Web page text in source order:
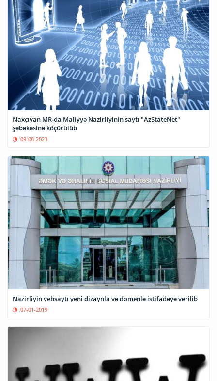
Naxçıvan MR-da Maliyyə Nazirliyinin saytı "AzStateNet"
şəbəkəsinə köçürülüb
09-08-2023
Nazirliyin vebsaytı yeni dizaynla və domenlə istifadəyə verilib
07-01-2019